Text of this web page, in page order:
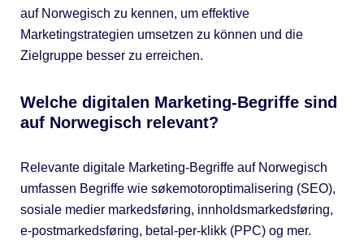
auf Norwegisch zu kennen, um effektive
Marketingstrategien umsetzen zu können und die
Zielgruppe besser zu erreichen.
Welche digitalen Marketing-Begriffe sind
auf Norwegisch relevant?
Relevante digitale Marketing-Begriffe auf Norwegisch
umfassen Begriffe wie søkemotoroptimalisering (SEO),
sosiale medier markedsføring, innholdsmarkedsføring,
e-postmarkedsføring, betal-per-klikk (PPC) og mer.